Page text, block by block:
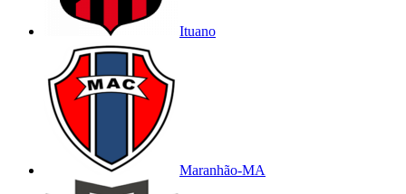
Ituano
Maranhão-MA